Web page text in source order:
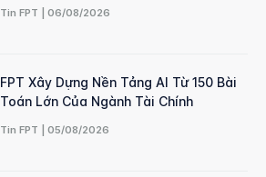
Tin FPT | 06/08/2026
FPT Xây Dựng Nền Tảng AI Từ 150 Bài
Toán Lớn Của Ngành Tài Chính
Tin FPT | 05/08/2026